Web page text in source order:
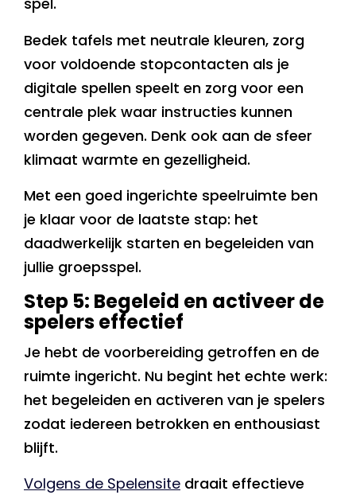
Bedek tafels met neutrale kleuren, zorg
voor voldoende stopcontacten als je
digitale spellen speelt en zorg voor een
centrale plek waar instructies kunnen
worden gegeven. Denk ook aan de sfeer
klimaat warmte en gezelligheid.
Met een goed ingerichte speelruimte ben
je klaar voor de laatste stap: het
daadwerkelijk starten en begeleiden van
jullie groepsspel.
Step 5: Begeleid en activeer de
spelers effectief
Je hebt de voorbereiding getroffen en de
ruimte ingericht. Nu begint het echte werk:
het begeleiden en activeren van je spelers
zodat iedereen betrokken en enthousiast
blijft.
Volgens de Spelensite draait effectieve